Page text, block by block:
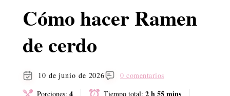
Cómo hacer Ramen
de cerdo
10 de junio de 2026
0 comentarios
Porciones:
Tiempo total: